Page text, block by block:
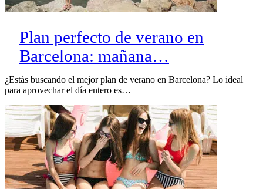
Plan perfecto de verano en
Barcelona: mañana…
¿Estás buscando el mejor plan de verano en Barcelona? Lo ideal
para aprovechar el día entero es…